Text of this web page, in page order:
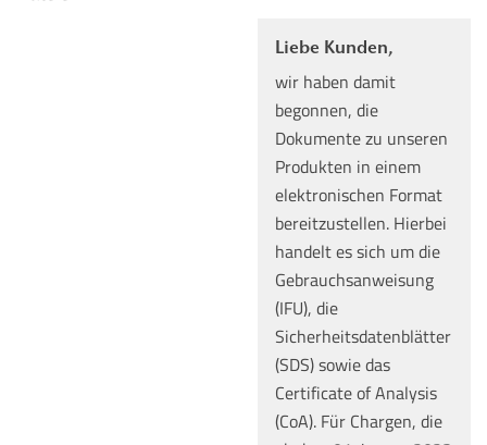
Liebe Kunden,
wir haben damit
begonnen, die
Dokumente zu unseren
Produkten in einem
elektronischen Format
bereitzustellen. Hierbei
handelt es sich um die
Gebrauchsanweisung
(IFU), die
Sicherheitsdatenblätter
(SDS) sowie das
Certificate of Analysis
(CoA). Für Chargen, die